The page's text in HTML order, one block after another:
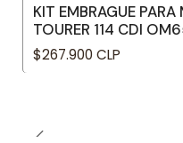
KIT EMBRAGUE
TOURER 114 CDI
$267.900 CLP